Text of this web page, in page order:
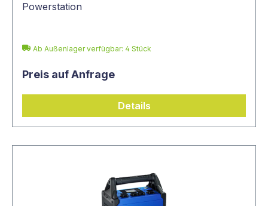
Powerstation
Ab Außenlager verfügbar: 4 Stück
Preis auf Anfrage
Details